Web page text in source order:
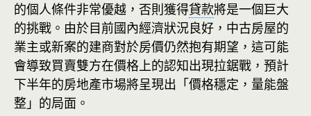
的個人條件非常優越，否則獲得貸款將是一個巨大
的挑戰。由於目前國內經濟狀況良好，中古房屋的
業主或新案的建商對於房價仍然抱有期望，這可能
會導致買賣雙方在價格上的認知出現拉鋸戰，預計
下半年的房地產市場將呈現出「價格穩定，量能盤
整」的局面。